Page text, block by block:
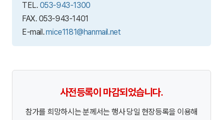
TEL. 053-943-1300
FAX. 053-943-1401
E-mail.mice1181@hanmail.net
사전등록이 마감되었습니다.
참가를 희망하시는 분께서는 행사 당일 현장등록을 이용해